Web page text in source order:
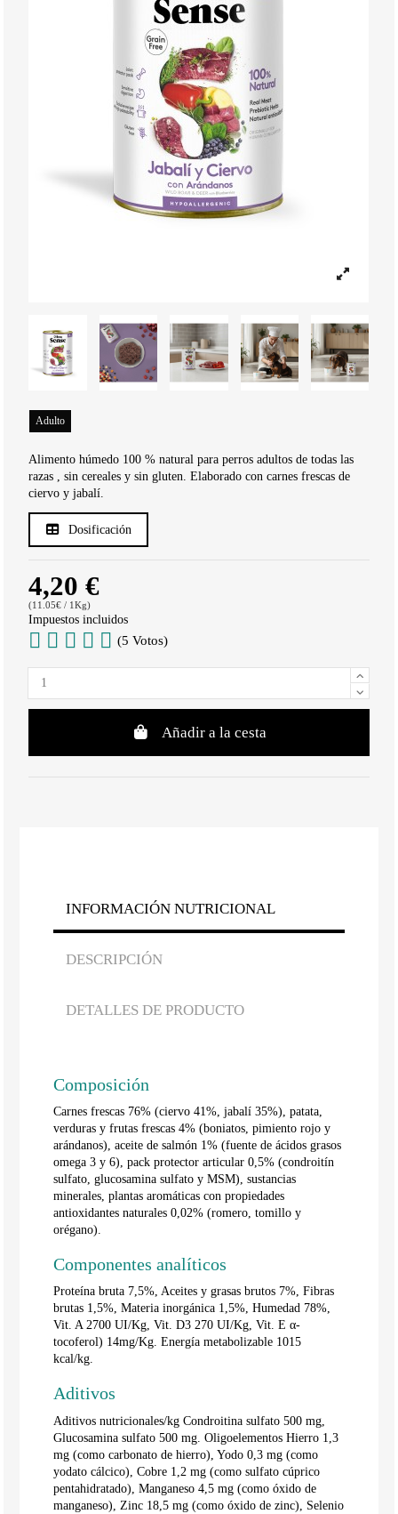
Adulto
Alimento húmedo 100 % natural para perros adultos de todas las
razas , sin cereales y sin gluten. Elaborado con carnes frescas de
ciervo y jabalí.
Dosificación
4,20 €
(11.05€ / 1Kg)
Impuestos incluidos
(5 Votos)
Añadir a la cesta
INFORMACIÓN NUTRICIONAL
DESCRIPCIÓN
DETALLES DE PRODUCTO
Composición
Carnes frescas 76% (ciervo 41%, jabalí 35%), patata,
verduras y frutas frescas 4% (boniatos, pimiento rojo y
arándanos), aceite de salmón 1% (fuente de ácidos grasos
omega 3 y 6), pack protector articular 0,5% (condroitín
sulfato, glucosamina sulfato y MSM), sustancias
minerales, plantas aromáticas con propiedades
antioxidantes naturales 0,02% (romero, tomillo y
orégano).
Componentes analíticos
Proteína bruta 7,5%, Aceites y grasas brutos 7%, Fibras
brutas 1,5%, Materia inorgánica 1,5%, Humedad 78%,
Vit. A 2700 UI/Kg, Vit. D3 270 UI/Kg, Vit. E α-
tocoferol) 14mg/Kg. Energía metabolizable 1015
kcal/kg.
Aditivos
Aditivos nutricionales/kg Condroitina sulfato 500 mg,
Glucosamina sulfato 500 mg. Oligoelementos Hierro 1,3
mg (como carbonato de hierro), Yodo 0,3 mg (como
yodato cálcico), Cobre 1,2 mg (como sulfato cúprico
pentahidratado), Manganeso 4,5 mg (como óxido de
manganeso), Zinc 18,5 mg (como óxido de zinc), Selenio